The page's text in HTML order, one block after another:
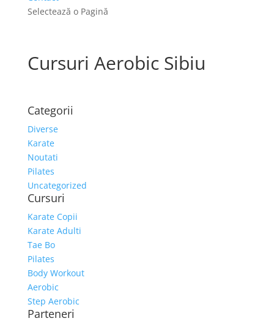
Selectează o Pagină
Cursuri Aerobic Sibiu
Categorii
Diverse
Karate
Noutati
Pilates
Uncategorized
Cursuri
Karate Copii
Karate Adulti
Tae Bo
Pilates
Body Workout
Aerobic
Step Aerobic
Parteneri